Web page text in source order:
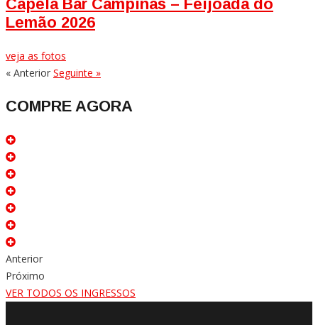
Capela Bar Campinas – Feijoada do
Lemão 2026
veja as fotos
« Anterior Seguinte »
COMPRE AGORA
Anterior
Próximo
VER TODOS OS INGRESSOS